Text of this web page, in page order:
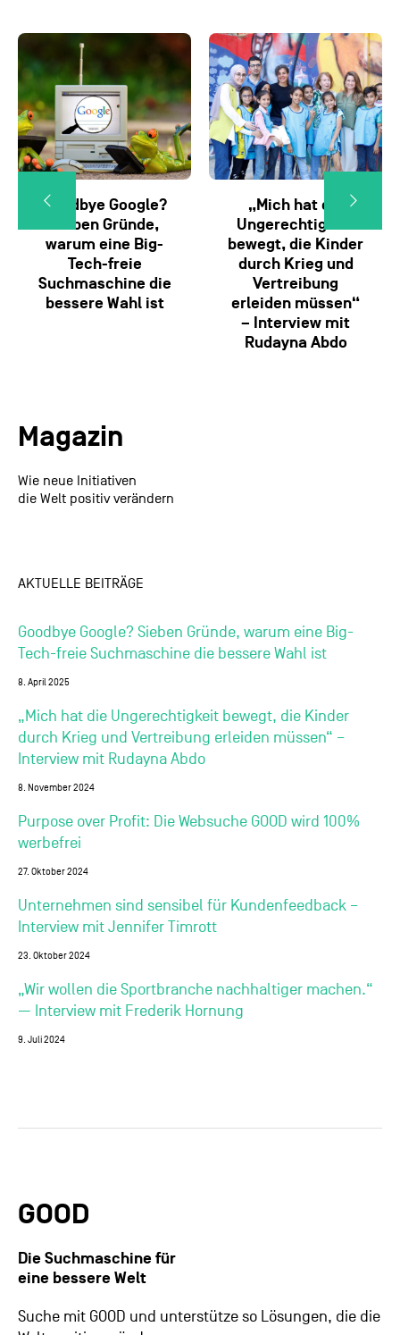
Goodbye Google?
Sieben Gründe,
warum eine Big-
Tech-freie
Suchmaschine die
bessere Wahl ist
„Mich hat die
Ungerechtigkeit
bewegt, die Kinder
durch Krieg und
Vertreibung
erleiden müssen“
– Interview mit
Rudayna Abdo
Magazin
Wie neue Initiativen
die Welt positiv verändern
AKTUELLE BEITRÄGE
Goodbye Google? Sieben Gründe, warum eine Big-
Tech-freie Suchmaschine die bessere Wahl ist
8. April 2025
„Mich hat die Ungerechtigkeit bewegt, die Kinder
durch Krieg und Vertreibung erleiden müssen“ –
Interview mit Rudayna Abdo
8. November 2024
Purpose over Profit: Die Websuche GOOD wird 100%
werbefrei
27. Oktober 2024
Unternehmen sind sensibel für Kundenfeedback –
Interview mit Jennifer Timrott
23. Oktober 2024
„Wir wollen die Sportbranche nachhaltiger machen.“
— Interview mit Frederik Hornung
9. Juli 2024
GOOD
Die Suchmaschine für
eine bessere Welt
Suche mit GOOD und unterstütze so Lösungen, die die